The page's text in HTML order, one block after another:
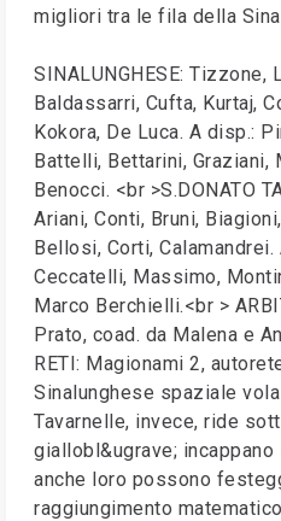
migliori tra le fila della
SINALUNGHESE: Tizzone,
Baldassarri, Cufta, Kurtaj,
Kokora, De Luca. A disp.:
Battelli, Bettarini, Graziani,
Benocci. <br >S.DONATO
Ariani, Conti, Bruni,
Bellosi, Corti,
Ceccatelli, Massimo,
Marco Berchielli.<br >
Prato, coad. da Malena e
RETI: Magionami 2,
Sinalunghese spaziale
Tavarnelle, invece, ride
giallobl&ugrave;
anche loro possono
raggiungimento